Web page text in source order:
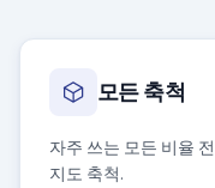
모든 축척
자주 쓰는 모든 비율
지도 축척.